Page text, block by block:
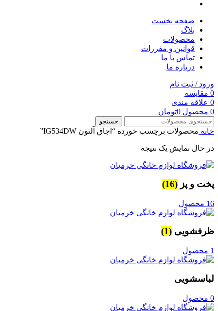
صفحه نخست
بلاگ
محصولات
قوانین و مقررات
تماس با ما
درباره ما
ورود / ثبت نام
0 مقایسه
0 علاقه مندی
0 محصول 0تومان
جستجو
خانه محصولات برچسب خورده “اجاق آلتون IG534DW”
در حال نمایش یک نتیجه
پخت و پز (16)
16 محصول
ظرفشویی (1)
1 محصول
لباسشویی
0 محصول